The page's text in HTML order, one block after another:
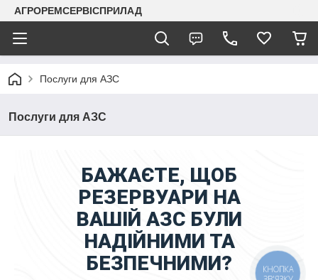
АГРОРЕМСЕРВІСПРИЛАД
Послуги для АЗС
Послуги для АЗС
БАЖАЄТЕ, ЩОБ
РЕЗЕРВУАРИ НА
ВАШІЙ АЗС БУЛИ
НАДІЙНИМИ ТА
БЕЗПЕЧНИМИ?
КНОПКА
ЗВ'ЯЗКУ